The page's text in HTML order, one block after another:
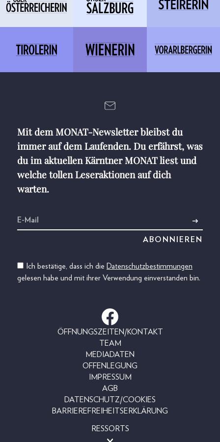
Mit dem MONAT-Newsletter bleibst du
immer auf dem Laufenden. Du erfährst, was
du im aktuellen Kärntner MONAT liest und
welche tollen Leseraktionen auf dich
warten.
Ich bestätige, dass ich die Datenschutzbestimmungen
gelesen habe und mit ihrer Verwendung einverstanden bin.
ÖFFNUNGSZEITEN/KONTAKT
TEAM
MEDIADATEN
OFFENLEGUNG
IMPRESSUM
AGB
DATENSCHUTZ/COOKIES
BARRIEREFREIHEITSERKLÄRUNG
RESSORTS